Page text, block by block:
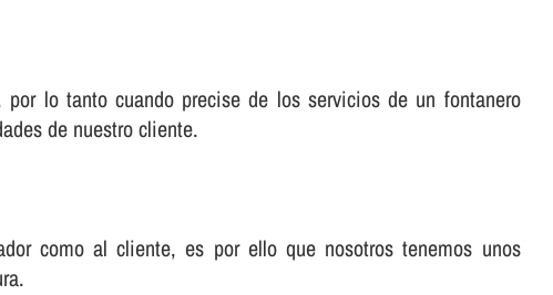
lo tanto cuando precise de los servicios de un fontanero
de nuestro cliente.
como al cliente, es por ello que nosotros tenemos unos